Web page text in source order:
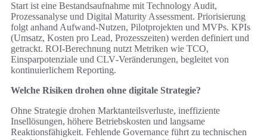
Start ist eine Bestandsaufnahme mit Technology Audit,
Prozessanalyse und Digital Maturity Assessment. Priorisierung
folgt anhand Aufwand-Nutzen, Pilotprojekten und MVPs. KPIs
(Umsatz, Kosten pro Lead, Prozesszeiten) werden definiert und
getrackt. ROI‑Berechnung nutzt Metriken wie TCO,
Einsparpotenziale und CLV‑Veränderungen, begleitet von
kontinuierlichem Reporting.
Welche Risiken drohen ohne digitale Strategie?
Ohne Strategie drohen Marktanteilsverluste, ineffiziente
Insellösungen, höhere Betriebskosten und langsame
Reaktionsfähigkeit. Fehlende Governance führt zu technischen